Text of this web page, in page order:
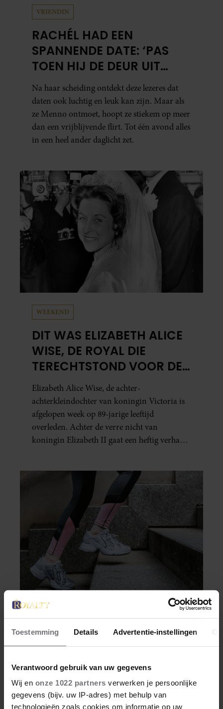
Toestemming Details Advertentie-instellingen
Verantwoord gebruik van uw gegevens
Wij en onze 1022 partners verwerken je persoonlijke
gegevens (bijv. uw IP-adres) met behulp van
technologieën zoals cookies om informatie op uw
VRIENDIN
RACHÉL HAD EEN
SPANNENDE DATE: ‘PAS
TOEN HIJ DE DEUR UIT
WAS, BESEFTE IK WAT ER
ECHT WAS GEBEURD’
Na haar scheiding ontdekt deze lezeres dat
daten ook luchtig en leuk kan zijn. Maar als
ze Menno ontmoet, hoopt ze stiekem op meer
dan een vrijblijvende flirt. Tot één avond alles
in een heel ander daglicht zet.
WEEKEND
DIT WAS ELIZABETH ALICE
WISE, DE ROYAL DIE
TERECHTSTOND VOOR DE
DOOD VAN HAAR BABY
Elizabeth Alice Wise, de achter-
achterkleindochter van koningin Victoria is
afgelopen week op 89-jarige leeftijd
overleden. Achter de verre nicht van
koningin Elizabeth II gaat een heftig verhaal
DÍT IS WAAROM
TRAPLOPEN ZO ZWAAR
VOELT (SPOILER: HET LIGT
NIET AAN JE CONDITIE)
Je wil meer aan je conditie werken of je
stappendoel halen, en dus neem je de trap in